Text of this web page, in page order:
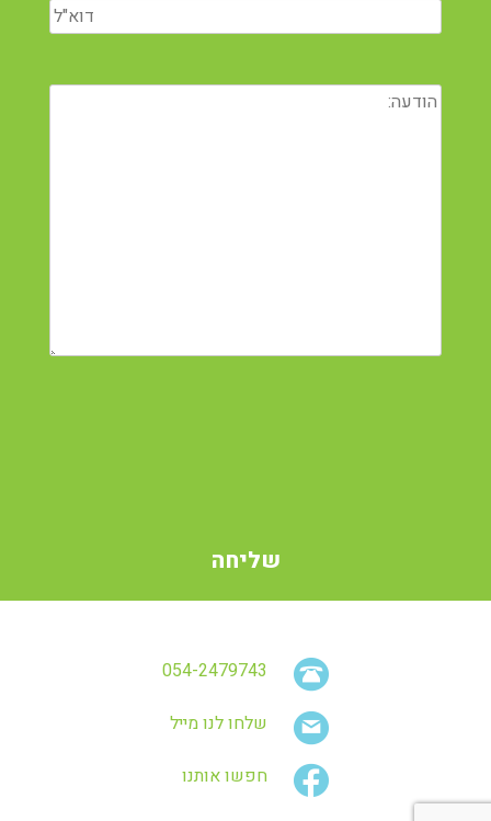
054-2479743
שלחו לנו מייל
חפשו אותנו